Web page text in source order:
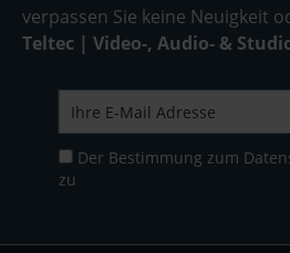
verpassen Sie keine Neuigkeit
Teltec | Video-, Audio- &
Der Bestimmung zum
zu